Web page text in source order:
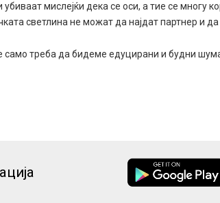
мислејќи дека се оси, а тие се многу
светлина не можат да најдат партнер и
само треба да бидеме едуцирани и будни